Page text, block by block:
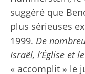
suggéré que
plus sérieuses
1999. De
Israël, l’Église et
« accomplit » le